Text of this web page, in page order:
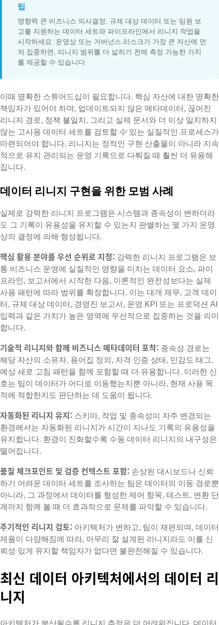
팁
영향력 큰 비즈니스 의사결정, 규제 대상 데이터 또는 임원 보
고를 지원하는 데이터 세트와 파이프라인에서 리니지 작업을
시작하세요. 운영상 또는 거버넌스 리스크가 가장 큰 자산에 먼
저 집중하면, 리니지 범위를 더 넓히기 전에 측정 가능한 가치
를 제공할 수 있습니다.
이때 명확한 스튜어드십이 필요합니다. 핵심 자산에 대한 명확한
책임자가 있어야 하며, 업데이트되지 않은 메타데이터, 끊어진
리니지 경로, 정책 불일치, 그리고 실제 문서와 더 이상 일치하지
않는 고사용 데이터 세트를 검토할 수 있는 실질적인 프로세스가
마련되어야 합니다. 리니지는 정적인 구현 산출물이 아니라 지속
적으로 유지 관리되는 운영 기록으로 다뤄질 때 훨씬 더 유용해
집니다.
데이터 리니지 구현을 위한 모범 사례
실제로 강력한 리니지 프로그램은 시스템과 종속성이 변하더라
도 그 기록이 유용성을 유지할 수 있는지 판별하는 몇 가지 운영
상의 결정에 의해 형성됩니다.
핵심 활용 분야를 우선 순위로 지정: 강력한 리니지 프로그램은 보
통 비즈니스 운영에 실질적인 영향을 미치는 데이터 요소, 파이
프라인, 보고서에서 시작한 다음, 이론적인 완전성보다는 실제
사용 패턴에 따라 범위를 확장합니다. 이는 대개 재무, 고객 데이
터, 규제 대상 데이터, 경영진 보고서, 운영 KPI 또는 프로덕션 AI
입력과 같은 가치가 높은 영역에 우선적으로 집중하는 것을 의미
합니다.
기술적 리니지와 함께 비즈니스 메타데이터 포착: 종속성 경로는
해당 자산의 소유자, 용어집 정의, 자격 인증 상태, 민감도 태그,
예상 새로 고침 패턴을 함께 포함할 때 더 유용합니다. 이러한 신
호는 팀이 데이터가 어디로 이동했는지뿐 아니라, 현재 사용 목
적에 적합한지도 판단하는 데 도움이 됩니다.
자동화된 리니지 유지: 스키마, 작업 및 종속성이 자주 변경되는
환경에서는 자동화된 리니지가 시간이 지나도 기록의 유용성을
유지합니다. 환경이 진화할수록 수동 데이터 리니지의 내구성은
떨어집니다.
품질 체크포인트 및 검증 컨텍스트 포함: 손상된 대시보드나 신뢰
하기 어려운 데이터 세트를 조사하는 팀은 데이터의 이동 경로뿐
아니라, 그 과정에서 데이터를 형성한 제어 항목, 테스트, 변환 단
계까지 함께 볼 때 더 효과적으로 문제를 파악할 수 있습니다.
주기적인 리니지 검토: 아키텍처가 변하고, 팀이 재편되며, 데이터
제품이 다양해짐에 따라, 아무리 잘 설계된 리니지라도 이를 신
뢰성 있게 유지할 책임자가 없다면 불완전해질 수 있습니다.
최신 데이터 아키텍처에서의 데이터 리
니지
아키텍처가 분산될수록 리니지 추적은 더 어려워집니다. 데이터